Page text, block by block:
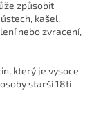
způsobit
kašel,
nebo zvracení,
který je vysoce
starší 18ti